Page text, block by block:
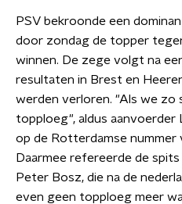
PSV bekroonde een
door zondag de topper
winnen. De zege volgt na
resultaten in Brest en
werden verloren. "Als we zo
topploeg", aldus aanvoerder
op de Rotterdamse nummer
Daarmee refereerde de
Peter Bosz, die na de
even geen topploeg meer